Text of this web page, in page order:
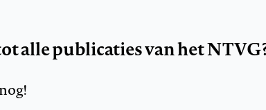
alle publicaties van het